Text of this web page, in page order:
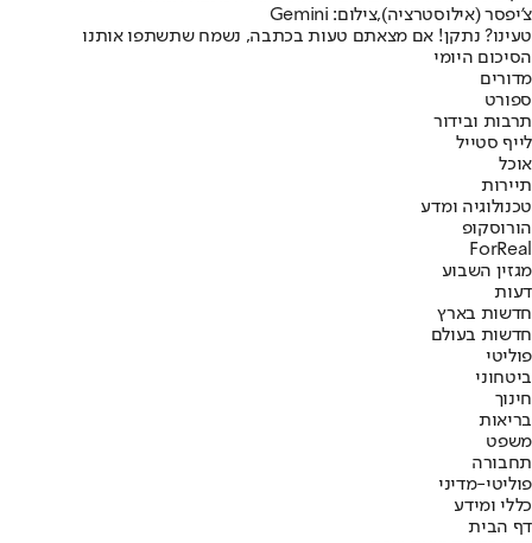
צ'יפסר (אילוסטרציה),צילום: Gemini
טעינו? נתקן! אם מצאתם טעות בכתבה, נשמח שתשתפו אותנו
הסיכום היומי
מדורים
ספורט
תרבות ובידור
לייף סטייל
אוכל
תיירות
טכנולוגיה ומדע
הורוסקופ
ForReal
מגזין השבוע
דעות
חדשות בארץ
חדשות בעולם
פוליטי
ביטחוני
חינוך
בריאות
משפט
תחבורה
פוליטי-מדיני
כללי ומידע
דף הבית